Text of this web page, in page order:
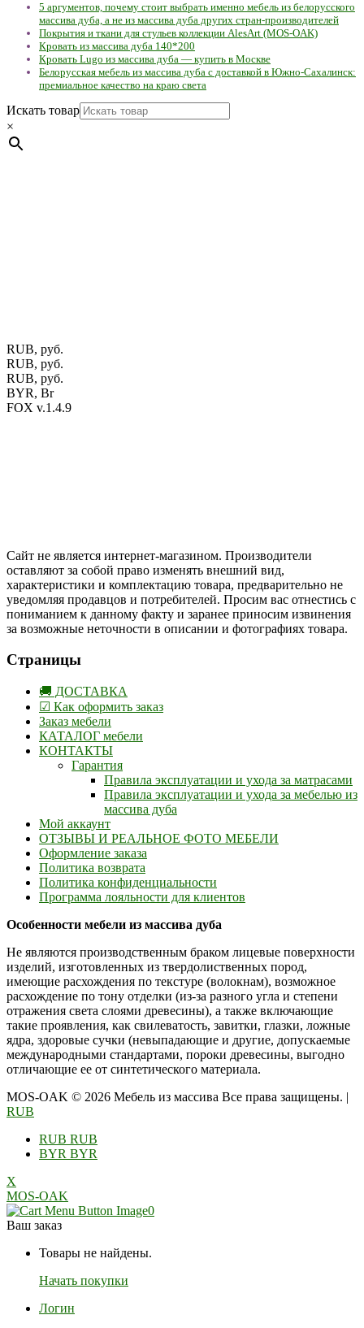
5 аргументов, почему стоит выбрать именно мебель из белорусского
массива дуба, а не из массива дуба других стран-производителей
Покрытия и ткани для стульев коллекции AlesArt (MOS-OAK)
Кровать из массива дуба 140*200
Кровать Lugo из массива дуба — купить в Москве
Белорусская мебель из массива дуба с доставкой в Южно-Сахалинск:
премиальное качество на краю света
Искать товар
×
RUB, руб.
RUB, руб.
RUB, руб.
BYR, Br
FOX v.1.4.9
Сайт не является интернет-магазином. Производители
оставляют за собой право изменять внешний вид,
характеристики и комплектацию товара, предварительно не
уведомляя продавцов и потребителей. Просим вас отнестись с
пониманием к данному факту и заранее приносим извинения
за возможные неточности в описании и фотографиях товара.
Страницы
🚚 ДОСТАВКА
☑ Как оформить заказ
Заказ мебели
КАТАЛОГ мебели
КОНТАКТЫ
Гарантия
Правила эксплуатации и ухода за матрасами
Правила эксплуатации и ухода за мебелью из
массива дуба
Мой аккаунт
ОТЗЫВЫ И РЕАЛЬНОЕ ФОТО МЕБЕЛИ
Оформление заказа
Политика возврата
Политика конфиденциальности
Программа лояльности для клиентов
Особенности мебели из массива дуба
Не являются производственным браком лицевые поверхности
изделий, изготовленных из твердолиственных пород,
имеющие расхождения по текстуре (волокнам), возможное
расхождение по тону отделки (из-за разного угла и степени
отражения света слоями древесины), а также включающие
такие проявления, как свилеватость, завитки, глазки, ложные
ядра, здоровые сучки (невыпадающие и другие, допускаемые
международными стандартами, пороки древесины, выгодно
отличающие ее от синтетического материала.
MOS-OAK © 2026 Мебель из массива Все права защищены. |
RUB
RUB RUB
BYR BYR
X
MOS-OAK
0
Ваш заказ
Товары не найдены.
Начать покупки
Логин